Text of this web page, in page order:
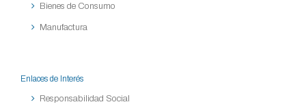
Bienes de Consumo
Manufactura
Enlaces de Interés
Responsabilidad Social